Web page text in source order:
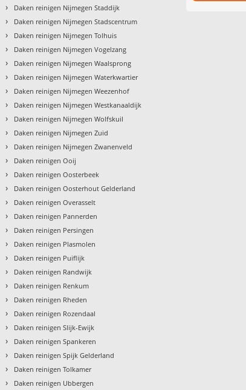
› Daken reinigen Nijmegen Staddijk
› Daken reinigen Nijmegen Stadscentrum
› Daken reinigen Nijmegen Tolhuis
› Daken reinigen Nijmegen Vogelzang
› Daken reinigen Nijmegen Waalsprong
› Daken reinigen Nijmegen Waterkwartier
› Daken reinigen Nijmegen Weezenhof
› Daken reinigen Nijmegen Westkanaaldijk
› Daken reinigen Nijmegen Wolfskuil
› Daken reinigen Nijmegen Zuid
› Daken reinigen Nijmegen Zwanenveld
› Daken reinigen Ooij
› Daken reinigen Oosterbeek
› Daken reinigen Oosterhout Gelderland
› Daken reinigen Overasselt
› Daken reinigen Pannerden
› Daken reinigen Persingen
› Daken reinigen Plasmolen
› Daken reinigen Puiflijk
› Daken reinigen Randwijk
› Daken reinigen Renkum
› Daken reinigen Rheden
› Daken reinigen Rozendaal
› Daken reinigen Slijk-Ewijk
› Daken reinigen Spankeren
› Daken reinigen Spijk Gelderland
› Daken reinigen Tolkamer
› Daken reinigen Ubbergen